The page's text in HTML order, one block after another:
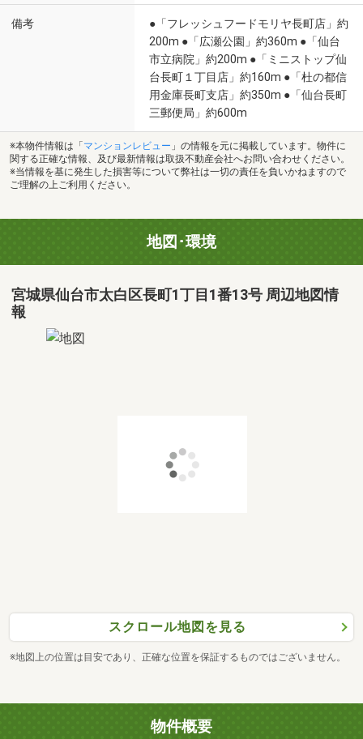
備考
●「フレッシュフードモリヤ長町店」約
200m ●「広瀬公園」約360m ●「仙台
市立病院」約200m ●「ミニストップ仙
台長町１丁目店」約160m ●「杜の都信
用金庫長町支店」約350m ●「仙台長町
三郵便局」約600m
※本物件情報は「 マンションレビュー 」の情報を元に掲載しています。物件に
関する正確な情報、及び最新情報は取扱不動産会社へお問い合わせください。
※当情報を基に発生した損害等について弊社は一切の責任を負いかねますので
ご理解の上ご利用ください。
地図･環境
宮城県仙台市太白区長町1丁目1番13号 周辺地図情
報
スクロール地図を見る
※地図上の位置は目安であり、正確な位置を保証するものではございません。
物件概要